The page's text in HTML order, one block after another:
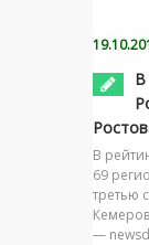
В
В
69
третью
—